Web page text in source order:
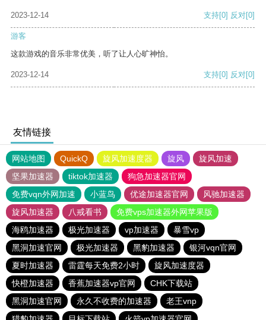
2023-12-14 支持[0] 反对[0]
游客
这款游戏的音乐非常优美，听了让人心旷神怡。
2023-12-14 支持[0] 反对[0]
友情链接
网站地图 QuickQ 旋风加速度器 旋风
旋风加速
坚果加速器
tiktok加速器
狗急加速器官网
免费vqn外网加速
小蓝鸟 优途加速器官网
风驰加速器
旋风加速器
八戒看书
免费vps加速器外网苹果版
海鸥加速器
极光加速器 vp加速器
暴雪vp
黑洞加速官网
极光加速器 黑豹加速器
银河vqn官网
夏时加速器
雷霆每天免费2小时
旋风加速度器
快橙加速器
香蕉加速器vp官网
CHK下载站
黑洞加速官网
永久不收费的加速器
老王vnp